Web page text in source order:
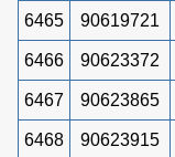
6465 90619721
6466 90623372
6467 90623865
6468 90623915